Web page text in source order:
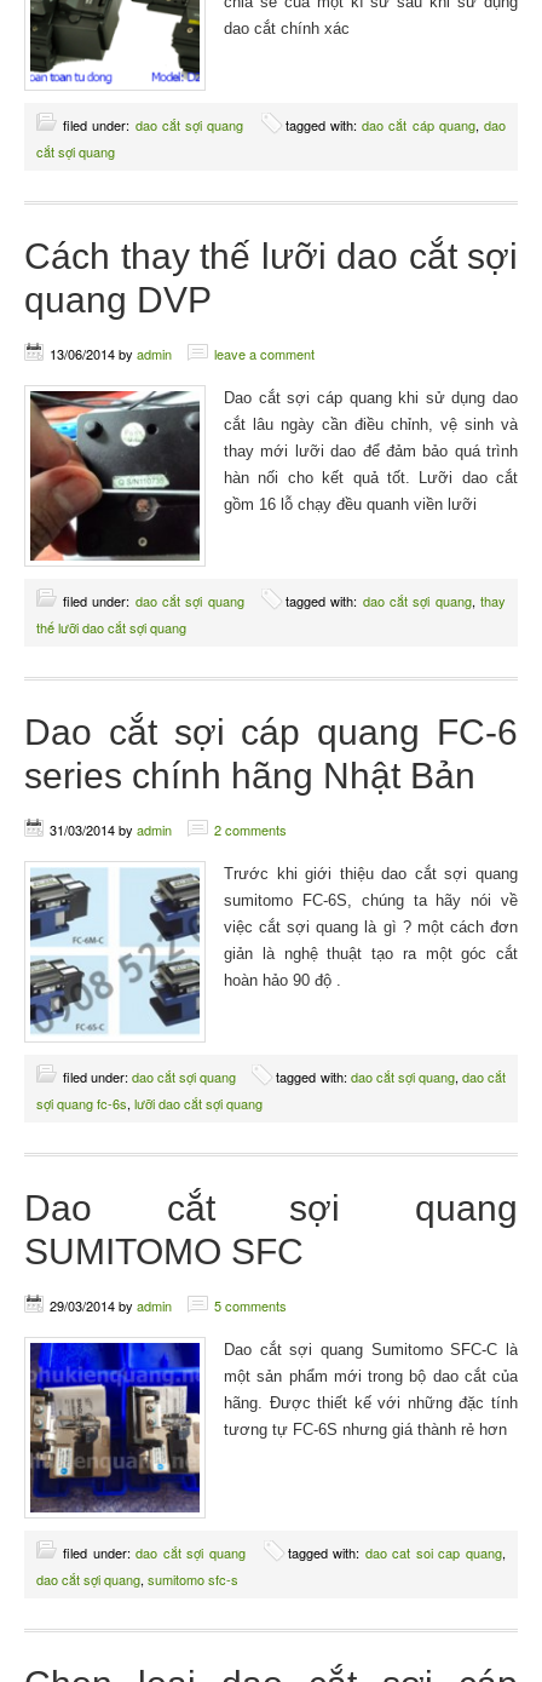
dao cắt chính xác
filed under: dao cắt sợi quang tagged with: dao cắt cáp quang, dao
cắt sợi quang
Cách thay thế lưỡi dao cắt sợi
quang DVP
13/06/2014by admin leave a comment
Dao cắt sợi cáp quang khi sử dụng dao
cắt lâu ngày cần điều chỉnh, vệ sinh và
thay mới lưỡi dao để đảm bảo quá trình
hàn nối cho kết quả tốt. Lưỡi dao cắt
gồm 16 lỗ chạy đều quanh viền lưỡi
filed under: dao cắt sợi quang tagged with: dao cắt sợi quang,thay
thế lưỡi dao cắt sợi quang
Dao cắt sợi cáp quang FC-6
series chính hãng Nhật Bản
31/03/2014by admin 2 comments
Trước khi giới thiệu dao cắt sợi quang
sumitomo FC-6S, chúng ta hãy nói về
việc cắt sợi quang là gì ? một cách đơn
giản là nghệ thuật tạo ra một góc cắt
hoàn hảo 90 độ .
filed under:dao cắt sợi quang tagged with: dao cắt sợi quang, dao cắt
sợi quang fc-6s, lưỡi dao cắt sợi quang
Dao cắt sợi quang
SUMITOMO SFC
29/03/2014by admin 5 comments
Dao cắt sợi quang Sumitomo SFC-C là
một sản phẩm mới trong bộ dao cắt của
hãng. Được thiết kế với những đặc tính
tương tự FC-6S nhưng giá thành rẻ hơn
filed under:dao cắt sợi quang tagged with: dao cat soi cap quang,
dao cắt sợi quang, sumitomo sfc-s